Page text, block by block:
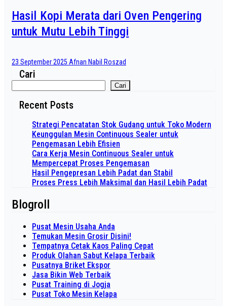
Hasil Kopi Merata dari Oven Pengering
untuk Mutu Lebih Tinggi
23 September 2025 Afnan Nabil Roszad
Cari
Cari
Recent Posts
Strategi Pencatatan Stok Gudang untuk Toko Modern
Keunggulan Mesin Continuous Sealer untuk
Pengemasan Lebih Efisien
Cara Kerja Mesin Continuous Sealer untuk
Mempercepat Proses Pengemasan
Hasil Pengepresan Lebih Padat dan Stabil
Proses Press Lebih Maksimal dan Hasil Lebih Padat
Blogroll
Pusat Mesin Usaha Anda
Temukan Mesin Grosir Disini!
Tempatnya Cetak Kaos Paling Cepat
Produk Olahan Sabut Kelapa Terbaik
Pusatnya Briket Ekspor
Jasa Bikin Web Terbaik
Pusat Training di Jogja
Pusat Toko Mesin Kelapa